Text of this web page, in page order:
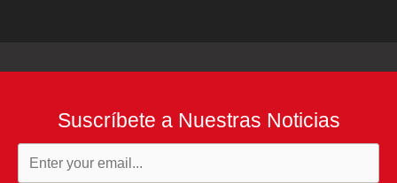
Suscríbete a Nuestras Noticias